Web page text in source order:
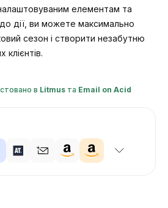
елементам та
дії, ви можете максимально
сезон і створити незабутню
в Litmusта Email on Acid